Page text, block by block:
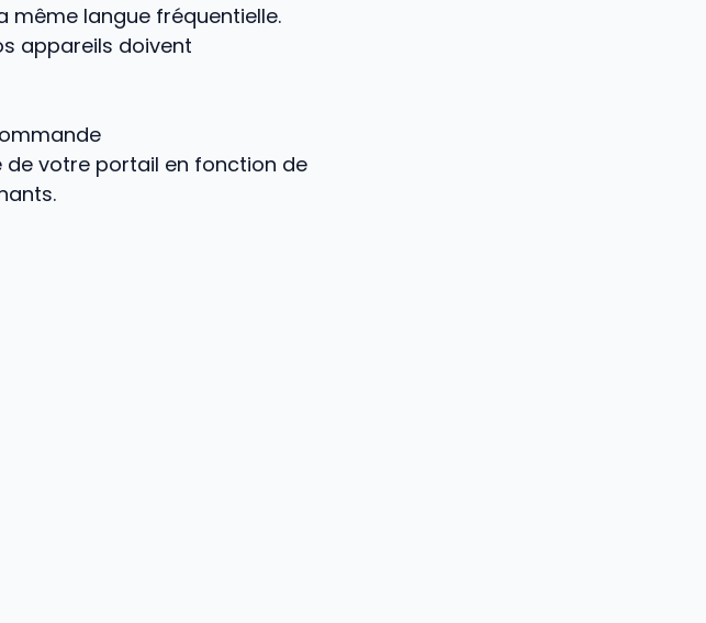
même langue fréquentielle.
appareils doivent
de votre portail en fonction de